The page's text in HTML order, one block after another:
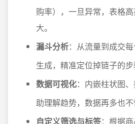
购率），一旦异常，表格
大。
漏斗分析：从流量到成交
生成，精准定位掉链子的步
数据可视化：内嵌柱状图
助理解趋势，数据再多也不
自定义筛选与标签：根据